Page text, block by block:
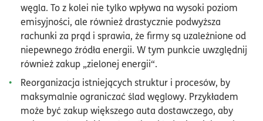
węgla. To z kolei nie tylko wpływa na wysoki poziom
emisyjności, ale również drastycznie podwyższa
rachunki za prąd i sprawia, że firmy są uzależnione od
niepewnego źródła energii. W tym punkcie uwzględnij
również zakup „zielonej energii“.
Reorganizacja istniejących struktur i procesów, by
maksymalnie ograniczać ślad węglowy. Przykładem
może być zakup większego auta dostawczego, aby